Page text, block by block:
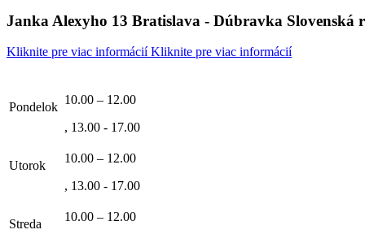
Janka Alexyho 13 Bratislava - Dúbravka Slovenská
Kliknite pre viac informáciíKliknite pre viac informácií
Pondelok
10.00 – 12.00
, 13.00 - 17.00
Utorok
10.00 – 12.00
, 13.00 - 17.00
Streda
10.00 – 12.00